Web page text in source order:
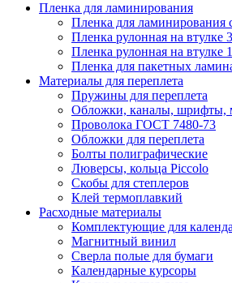
Пленка для ламинирования
Пленка для ламинирования
Пленка рулонная на втулке
Пленка рулонная на втулке
Пленка для пакетных
Материалы для переплета
Пружины для переплета
Обложки, каналы, шрифты,
Проволока ГОСТ 7480-73
Обложки для переплета
Болты полиграфические
Люверсы, кольца Piccolo
Скобы для степлеров
Клей термоплавкий
Расходные материалы
Комплектующие для
Магнитный винил
Сверла полые для бумаги
Календарные курсоры